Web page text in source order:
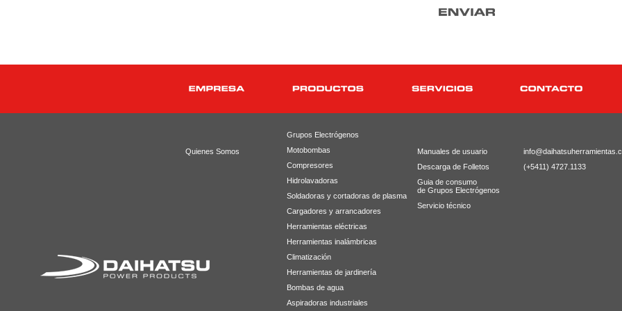
Quienes Somos
Grupos Electrógenos
Motobombas
Compresores
Hidrolavadoras
Soldadoras y cortadoras de plasma
Cargadores y arrancadores
Herramientas eléctricas
Herramientas inalámbricas
Climatización
Herramientas de jardinería
Bombas de agua
Aspiradoras industriales
Manuales de usuario
Descarga de Folletos
Guia de consumo
de Grupos Electrógenos
Servicio técnico
(+5411) 4727.1133